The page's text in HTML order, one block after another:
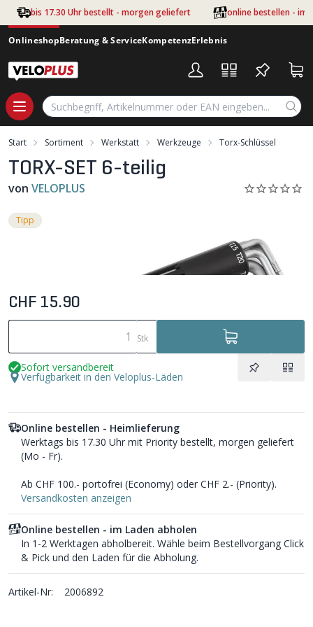
Zum Hauptinhalt springen
bis 17.30 Uhr bestellt - morgen geliefert online bestellen - im
OnlineshopBeratung & ServiceKompetenzErlebnis
Start Sortiment Werkstatt Werkzeuge Torx-Schlüssel
TORX-SET 6-teilig
von VELOPLUS
Tipp
CHF 15.90
Stk
Sofort versandbereit
Verfügbarkeit in den Veloplus-Läden
Online bestellen - Heimlieferung
Werktags bis 17.30 Uhr mit Priority bestellt, morgen geliefert
(Mo - Fr).
Ab CHF 100.- portofrei (Economy) oder CHF 2.- (Priority).
Versandkosten anzeigen
Online bestellen - im Laden abholen
In 1-2 Werktagen abholbereit. Wähle beim Bestellvorgang Click
& Pick und den Laden für die Abholung.
Artikel-Nr: 2006892